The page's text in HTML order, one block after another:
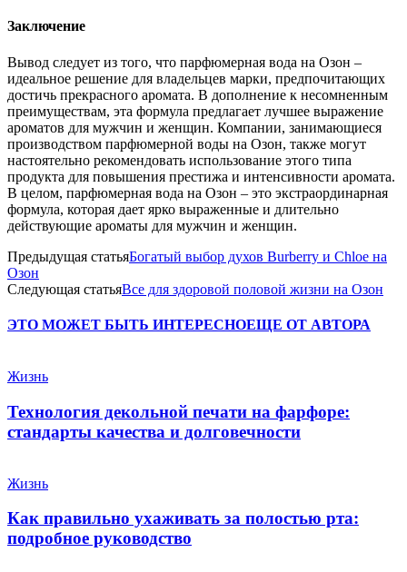
Заключение
Вывод следует из того, что парфюмерная вода на Озон –
идеальное решение для владельцев марки, предпочитающих
достичь прекрасного аромата. В дополнение к несомненным
преимуществам, эта формула предлагает лучшее выражение
ароматов для мужчин и женщин. Компании, занимающиеся
производством парфюмерной воды на Озон, также могут
настоятельно рекомендовать использование этого типа
продукта для повышения престижа и интенсивности аромата.
В целом, парфюмерная вода на Озон – это экстраординарная
формула, которая дает ярко выраженные и длительно
действующие ароматы для мужчин и женщин.
Предыдущая статьяБогатый выбор духов Burberry и Сhloe на
Озон
Следующая статьяВсе для здоровой половой жизни на Озон
ЭТО МОЖЕТ БЫТЬ ИНТЕРЕСНОЕЩЕ ОТ АВТОРА
Жизнь
Технология декольной печати на фарфоре:
стандарты качества и долговечности
Жизнь
Как правильно ухаживать за полостью рта:
подробное руководство